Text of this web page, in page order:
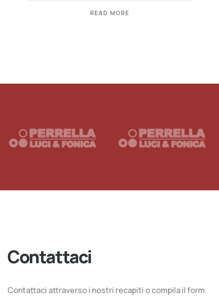
READ MORE
Contattaci
Contattaci attraverso i nostri recapiti o compila il form